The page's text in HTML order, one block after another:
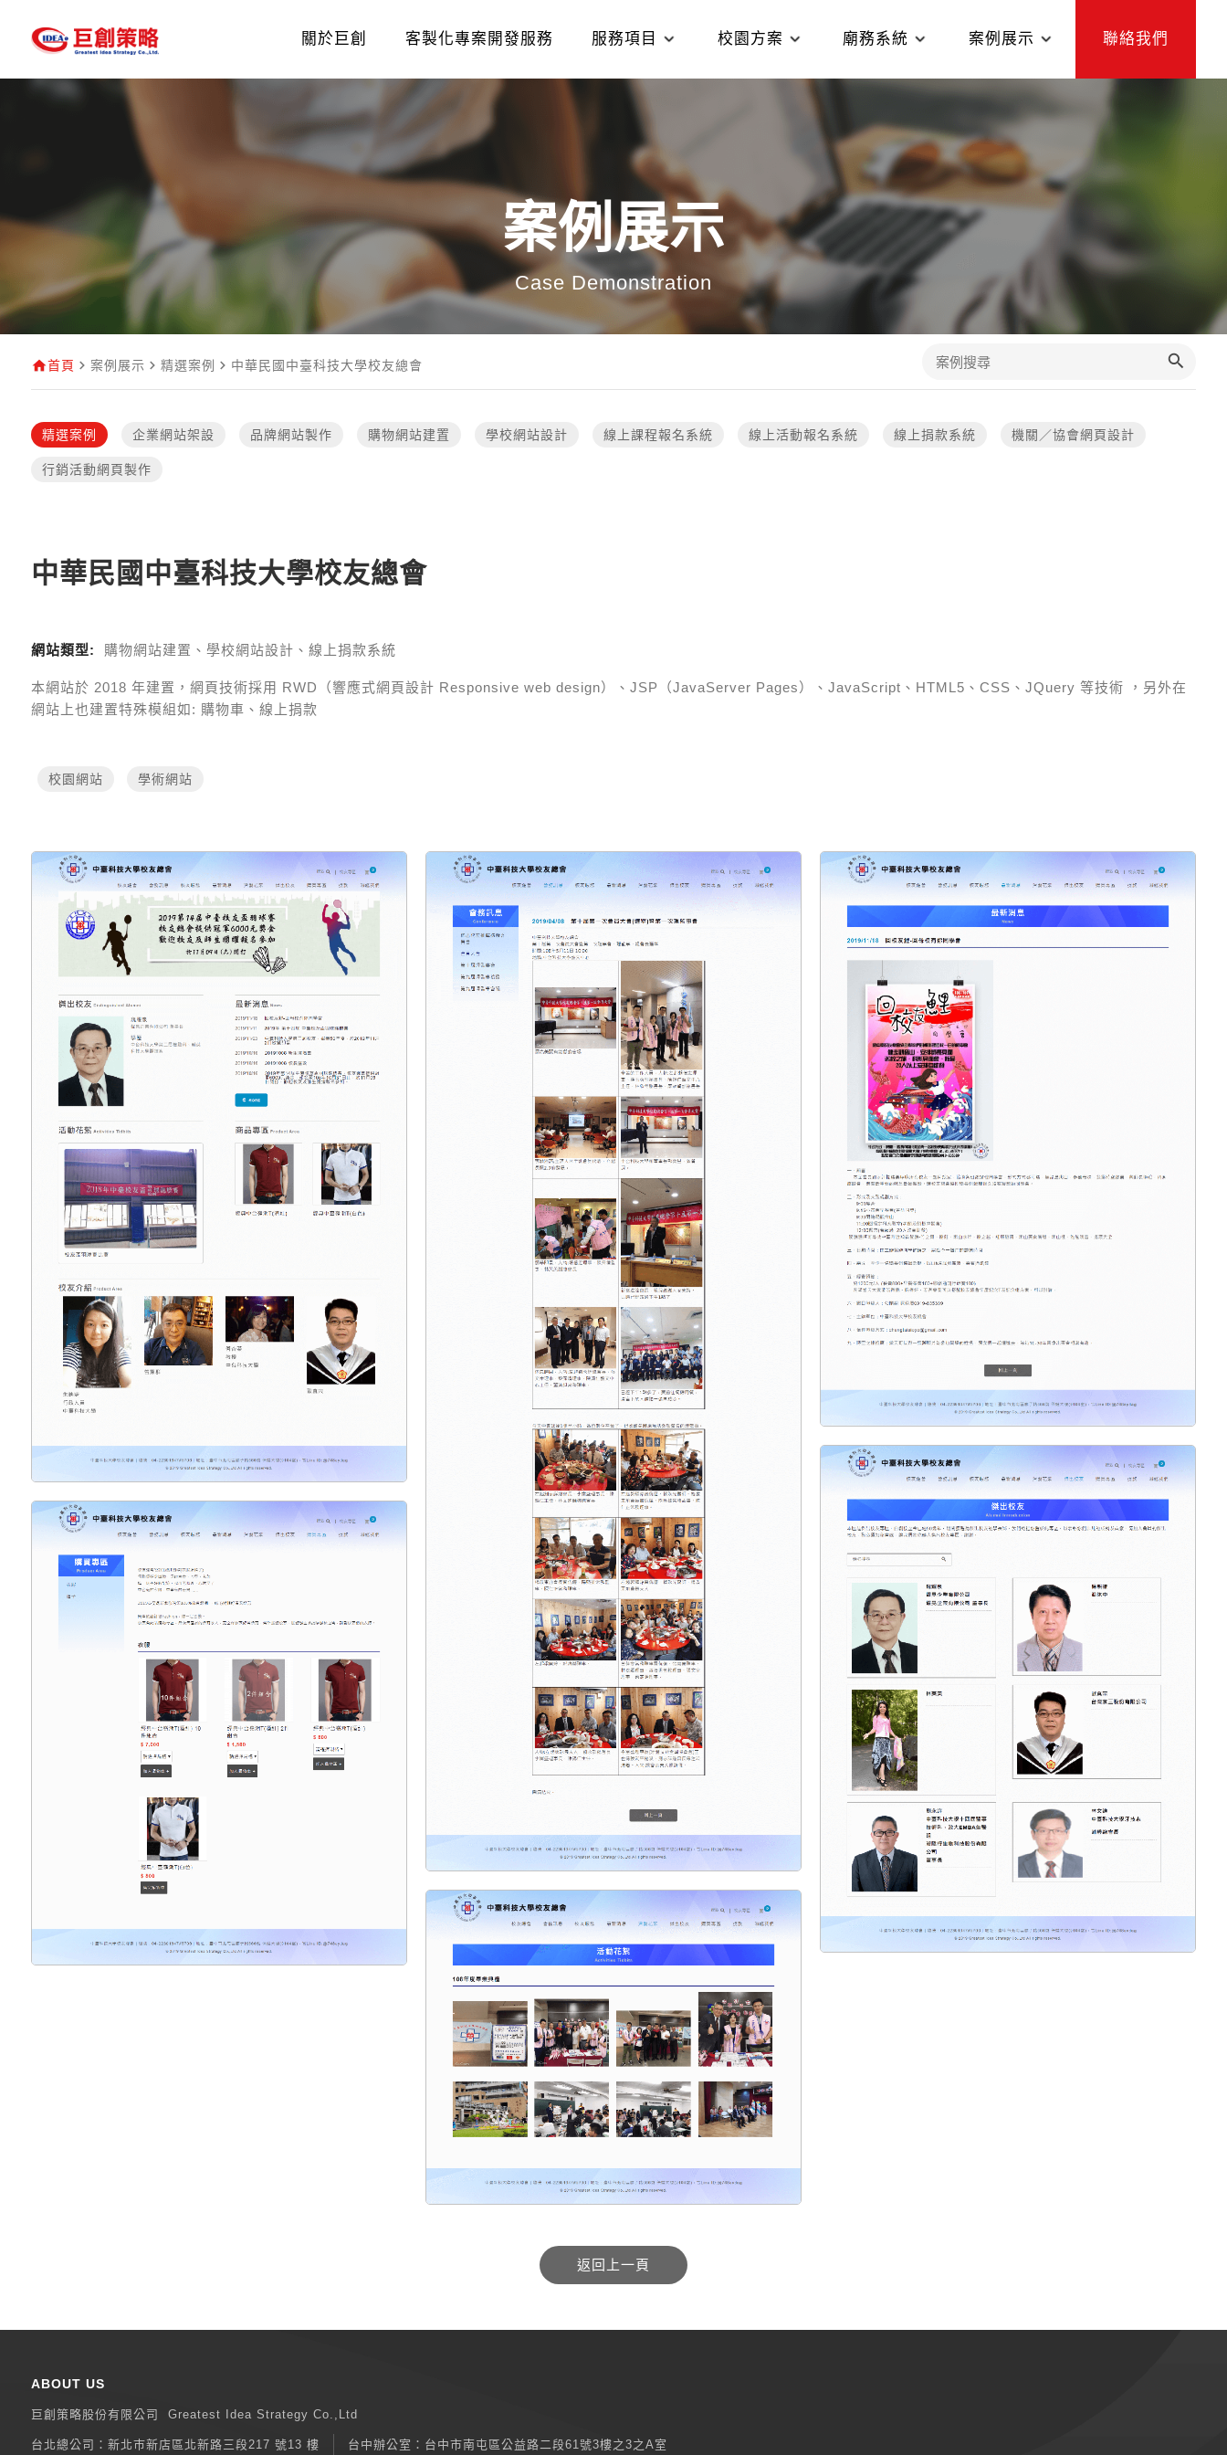
關於巨創 客製化專案開發服務 服務項目 校園方案 廟務系統 案例展示 聯絡我們
案例展示
Case Demonstration
首頁 案例展示 精選案例 中華民國中臺科技大學校友總會
精選案例 企業網站架設 品牌網站製作 購物網站建置 學校網站設計 線上課程報名系統 線上活動報名系統 線上捐款系統 機關／協會網頁設計
行銷活動網頁製作
中華民國中臺科技大學校友總會
網站類型: 購物網站建置、學校網站設計、線上捐款系統
本網站於 2018 年建置，網頁技術採用 RWD（響應式網頁設計 Responsive web design）、JSP（JavaServer Pages）、JavaScript、HTML5、CSS、JQuery 等技術
，另外在
網站上也建置特殊模組如: 購物車、線上捐款
校園網站 學術網站
ABOUT US
巨創策略股份有限公司 Greatest Idea Strategy Co.,Ltd
台北總公司： 新北巿新店區北新路三段217 號13 樓 台中辦公室： 台中市南屯區公益路二段61號3樓之3之A室